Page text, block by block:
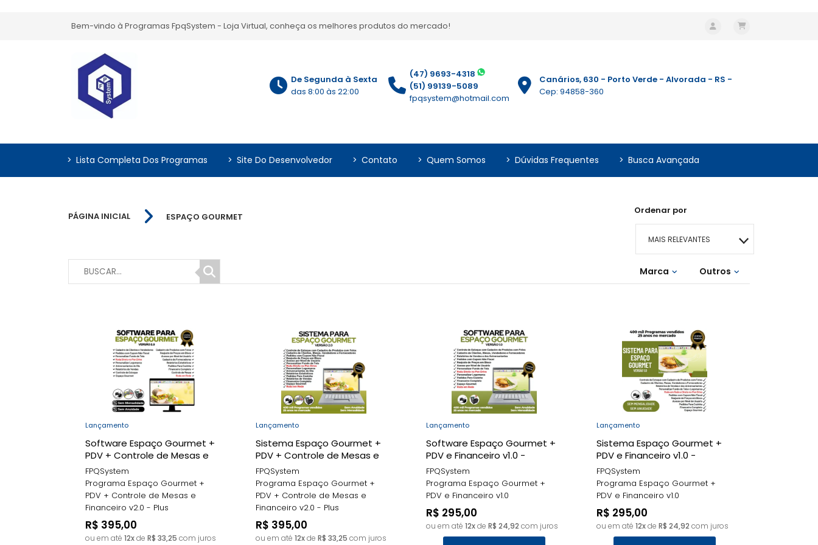
Bem-vindo à Programas FpqSystem - Loja Virtual, conheça os melhores produtos do mercado!
De Segunda à Sexta
das 8:00 às 22:00
(47) 9693-4318
(51) 99139-5089
fpqsystem@hotmail.com
Canários, 630 - Porto Verde - Alvorada - RS -
Cep: 94858-360
> Lista Completa Dos Programas > Site Do Desenvolvedor > Contato > Quem Somos > Dúvidas Frequentes > Busca Avançada
PÁGINA INICIAL ESPAÇO GOURMET
Ordenar por
MAIS RELEVANTES
MAIS VENDIDOS
MAIOR PREÇO
A - Z
Marca Outros
Lançamento
Software Espaço Gourmet +
PDV + Controle de Mesas e
Financeiro v2.0 - Plus -
FPQsystem
FPQSystem
Programa Espaço Gourmet +
PDV + Controle de Mesas e
Financeiro v2.0 - Plus
R$ 395,00
ou em até 12xde R$ 33,25 com juros
Lançamento
Sistema Espaço Gourmet +
PDV + Controle de Mesas e
Financeiro v2.0 - Plus -
FPQsystem
FPQSystem
Programa Espaço Gourmet +
PDV + Controle de Mesas e
Financeiro v2.0 - Plus
R$ 395,00
ou em até 12xde R$ 33,25 com juros
Lançamento
Software Espaço Gourmet +
PDV e Financeiro v1.0 -
FPQsystem
FPQSystem
Programa Espaço Gourmet +
PDV e Financeiro v1.0
R$ 295,00
ou em até 12xde R$ 24,92 com juros
Lançamento
Sistema Espaço Gourmet +
PDV e Financeiro v1.0 -
FPQsystem
FPQSystem
Programa Espaço Gourmet +
PDV e Financeiro v1.0
R$ 295,00
ou em até 12xde R$ 24,92 com juros